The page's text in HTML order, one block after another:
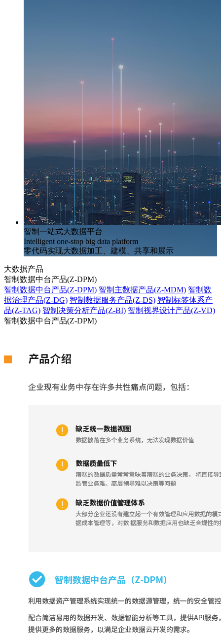
智制一站式大数据平台
Intelligent one-stop big data platform
零代码实现大数据加工、建模、共享和展示
大数据产品
智制数据中台产品(Z-DPM)
智制数据中台产品(Z-DPM) 智制主数据产品(Z-MDM) 智制数
据治理产品(Z-DG) 智制数据服务产品(Z-DS) 智制标签体系产
品(Z-TAG) 智制决策分析产品(Z-BI) 智制视界设计产品(Z-VD)
智制数据中台产品(Z-DPM)